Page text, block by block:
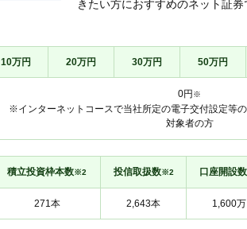
きたい方におすすめのネット証券
10万円 20万円 30万円 50万円
0円 ※
※インターネットコースで当社所定の電子交付設定等
対象者の方
積立投資枠本数※2 投信取扱数※2 口座開設数